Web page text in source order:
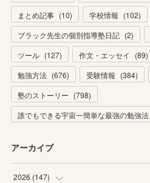
まとめ記事 (10) 学校情報 (102)
ブラック先生の個別指導塾日記 (2)
ツール (127) 作文・エッセイ (89)
勉強方法 (676) 受験情報 (384)
塾のストーリー (798)
誰でもできる宇宙一簡単な最強の勉強法
アーカイブ
2026 (147)